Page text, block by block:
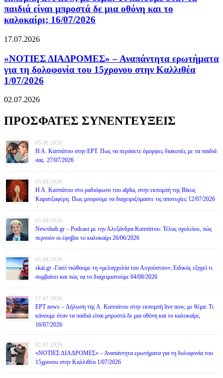
παιδιά είναι μπροστά δε μια οθόνη και το
καλοκαίρι; 16/07/2026
17.07.2026
«ΝΟΤΙΕΣ ΔΙΑΔΡΟΜΕΣ» – Αναπάντητα ερωτήματα
για τη δολοφονία του 15χρονου στην Καλλιθέα
1/07/2026
02.07.2026
ΠΡΟΣΦΑΤΕΣ ΣΥΝΕΝΤΕΥΞΕΙΣ
05.08.2026
Η Α. Καππάτου στην ΕΡΤ. Πως να περάσετε όμορφες διακοπές με τα παιδιά
σας. 27/07/2026
05.08.2026
Η Α. Καππάτου στο ραδιόφωνο του alpha, στην εκπομπή της Βίκυς
Καρατζαφέρη. Πως μπορούμε να διαχειριζόμαστε τις αποτυχίες 12/07/2026
05.08.2026
Newshub.gr – Podcast με την Αλεξάνδρα Καππάτου: Τέλος σχολείου, πώς
περνούν οι έφηβοι το καλοκαίρι 26/06/2026
05.08.2026
skai.gr -Γιατί νιώθουμε τη «μελαγχολία του Αυγούστου»; Ειδικός εξηγεί τι
συμβαίνει και πώς να το διαχειριστούμε 04/08/2026
17.07.2026
ΕΡΤ news – Δήλωση της Α. Καππάτου στην εκπομπή live now, με θέμα: Τι
κάνουμε όταν τα παιδιά είναι μπροστά δε μια οθόνη και το καλοκαίρι;
16/07/2026
02.07.2026
«ΝΟΤΙΕΣ ΔΙΑΔΡΟΜΕΣ» – Αναπάντητα ερωτήματα για τη δολοφονία του
15χρονου στην Καλλιθέα 1/07/2026